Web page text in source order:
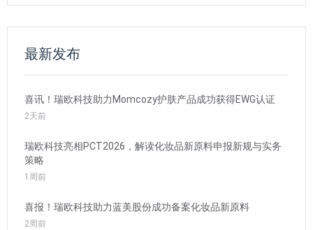
最新发布
喜讯！瑞欧科技助力Momcozy护肤产品成功获得EWG认证
2天前
瑞欧科技亮相PCT2026，解读化妆品新原料申报新规与实务
策略
1周前
喜报！瑞欧科技助力蓝美股份成功备案化妆品新原料
2周前